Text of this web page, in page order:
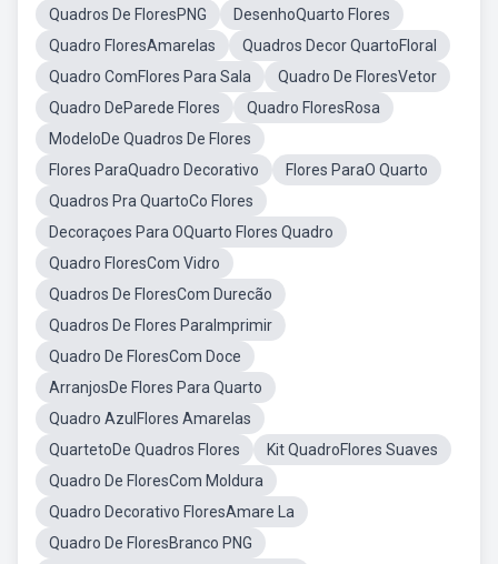
Quadros De FloresPNG
DesenhoQuarto Flores
Quadro FloresAmarelas
Quadros Decor QuartoFloral
Quadro ComFlores Para Sala
Quadro De FloresVetor
Quadro DeParede Flores
Quadro FloresRosa
ModeloDe Quadros De Flores
Flores ParaQuadro Decorativo
Flores ParaO Quarto
Quadros Pra QuartoCo Flores
Decoraçoes Para OQuarto Flores Quadro
Quadro FloresCom Vidro
Quadros De FloresCom Durecão
Quadros De Flores ParaImprimir
Quadro De FloresCom Doce
ArranjosDe Flores Para Quarto
Quadro AzulFlores Amarelas
QuartetoDe Quadros Flores
Kit QuadroFlores Suaves
Quadro De FloresCom Moldura
Quadro Decorativo FloresAmare La
Quadro De FloresBranco PNG